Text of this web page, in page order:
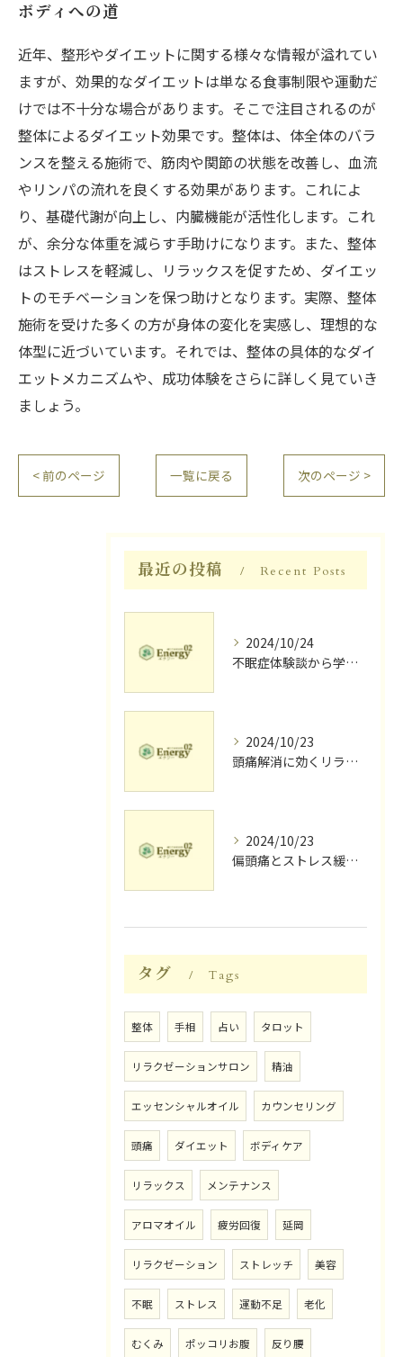
ボディへの道
近年、整形やダイエットに関する様々な情報が溢れてい
ますが、効果的なダイエットは単なる食事制限や運動だ
けでは不十分な場合があります。そこで注目されるのが
整体によるダイエット効果です。整体は、体全体のバラ
ンスを整える施術で、筋肉や関節の状態を改善し、血流
やリンパの流れを良くする効果があります。これによ
り、基礎代謝が向上し、内臓機能が活性化します。これ
が、余分な体重を減らす手助けになります。また、整体
はストレスを軽減し、リラックスを促すため、ダイエッ
トのモチベーションを保つ助けとなります。実際、整体
施術を受けた多くの方が身体の変化を実感し、理想的な
体型に近づいています。それでは、整体の具体的なダイ
エットメカニズムや、成功体験をさらに詳しく見ていき
ましょう。
< 前のページ 一覧に戻る 次のページ >
最近の投稿 Recent Posts
2024/10/24
不眠症体験談から学ぶ睡眠質向上法
2024/10/23
頭痛解消に効くリラク体験談
2024/10/23
偏頭痛とストレス緩和に効果的なリラクゼーション法
タグ Tags
整体 手相 占い タロット
リラクゼーションサロン 精油
エッセンシャルオイル カウンセリング
頭痛 ダイエット ボディケア
リラックス メンテナンス
アロマオイル 疲労回復 延岡
リラクゼーション ストレッチ 美容
不眠 ストレス 運動不足 老化
むくみ ポッコリお腹 反り腰